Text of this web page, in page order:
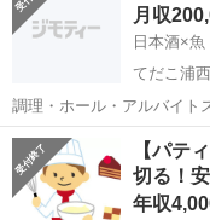
月収
日本酒×
てだこ浦
調理・ホール・アルバイト
食材管理などが主な仕事で
既存店舗で業務を学んでください。 職種】週休2日休
社員/月収20万円〜/...
沖縄 てだ
【パテ
切る！
年収